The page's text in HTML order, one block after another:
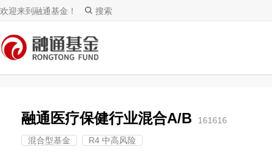
欢迎来到融通基金！ 搜索
融通医疗保健行业混合A/B 161616
混合型基金 R4 中高风险